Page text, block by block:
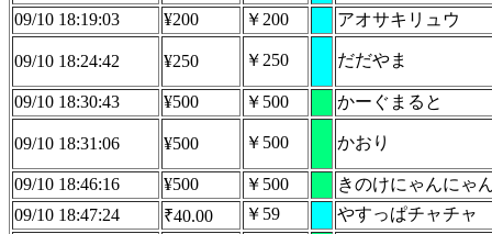
09/10 18:19:03
¥200 ￥200 アオサキリュウ
09/10 18:24:42 ¥250 ￥250 だだやま
09/10 18:30:43 ¥500 ￥500 かーぐまると
09/10 18:31:06 ¥500 ￥500 かおり
09/10 18:46:16 ¥500 ￥500
きのけにゃんにゃ
09/10 18:47:24
₹40.00 ￥59
やすっぱチャチャ